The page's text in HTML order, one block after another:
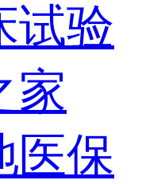
试验
家
医保